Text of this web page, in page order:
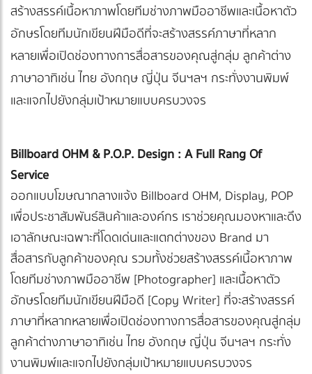
สร้างสรรค์เนื้อหาภาพโดยทีมช่างภาพมืออาชีพและเนื้อหาตัว
อักษรโดยทีมนักเขียนฝีมือดีที่จะสร้างสรรค์ภาษาที่หลาก
หลายเพื่อเปิดช่องทางการสื่อสารของคุณสู่กลุ่ม ลูกค้าต่าง
ภาษาอาทิเช่น ไทย อังกฤษ ญี่ปุ่น จีนฯลฯ กระทั่งงานพิมพ์
และแจกไปยังกลุ่มเป้าหมายแบบครบวงจร
Billboard OHM & P.O.P. Design : A Full Rang Of
Service
ออกแบบโฆษณากลางแจ้ง Billboard OHM, Display, POP
เพื่อประชาสัมพันธ์สินค้าและองค์กร เราช่วยคุณมองหาและดึง
เอาลักษณะเฉพาะที่โดดเด่นและแตกต่างของ Brand มา
สื่อสารกับลูกค้าของคุณ รวมทั้งช่วยสร้างสรรค์เนื้อหาภาพ
โดยทีมช่างภาพมืออาชีพ [Photographer] และเนื้อหาตัว
อักษรโดยทีมนักเขียนฝีมือดี [Copy Writer] ที่จะสร้างสรรค์
ภาษาที่หลากหลายเพื่อเปิดช่องทางการสื่อสารของคุณสู่กลุ่ม
ลูกค้าต่างภาษาอาทิเช่น ไทย อังกฤษ ญี่ปุ่น จีนฯลฯ กระทั่ง
งานพิมพ์และแจกไปยังกลุ่มเป้าหมายแบบครบวงจร